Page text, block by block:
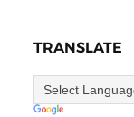
TRANSLATE